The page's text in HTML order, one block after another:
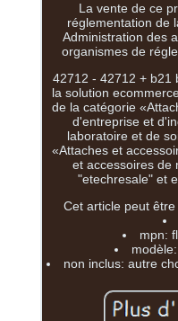
La vente de ce
réglementation de
Administration des
organismes de
42712 - 42712 + b21
la solution
de la catégorie
d'entreprise et
laboratoire et de
«Attaches et
et accessoires de
"etechresale" et
Cet article peut
mpn:
non inclus: autre